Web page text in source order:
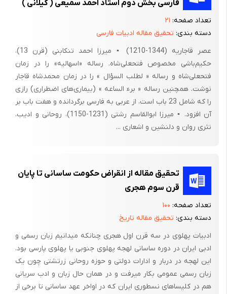
به نوعی مخالفت خود را با ترویج ادبیات عرب اظهار داشته اند و از
طرفی شاهان ایرانی زنده نگاه داشتن ادبیات فارسی را در اذهان خود
پرورش می دادند. پس انگیزه بیشتر من جهت انتخاب موضوع فوق
ارتباط کاری،تحصیلی و بررسی وضعیت ادبیات عرب در آن زمان میباشد
لذا بر آن شدم که موضوع رابررسی نمایم.
1-4 سوالات فرضیه تحقیق
سوالاتی که برایم در این زمینه مطرح شد عبارتند از :
3- آیا نمونه ای از شعرا در زمینه ادبیات عرب توسط نویسندگانی ایرانی
موجود می باشد؟
4- سیر تاریخی ادبیات عرب ونقش دانشمندان و علما و مدارس در سه
دوره فوق
فرضیه های تحقیق : شامل ادبیات عرب و چگونگی عدم شکوفایی در
سه قرن فوق و نویسندگان در دوره مورد نظر ، علل فترت ادبیات عرب ،
برخورد علما با ادبیات عرب ، چگونگی رفتار سلاطین با ادبیات عرب و
علت پس رفت ادبیات عرب در این دوره.
فارسی بخش دوم استاد احمد سمیعی ( گیلانی )
تعداد صفحه: ۲۱
دسته بندی: تحقیق مقاله ادبیات فارسی
عصر قاجاریه (1344-1210) ▪ میرزا احمد تنکابنی (قرن 13)،
حکیم‌باشی مخصوص فتحعلی‌شاه. رساله «اسهالیه» را در زمان
فتحعلی‌شاه و رساله « لطلب السؤال » را در زمان محمدشاه قاجار
نوشت. همچنین رساله « برء الساعه » (بیماری‌های اضطراری) رازی
را که شامل 23 باب است، از عربی به فارسی برگردانده و هفت باب بر
آن افزود. ▪ میرزا ابوالقاسم رشتی (1231-1150)، روحانی و ادیب.
نثری روان و دلنشین و اشعاری ...
تحقیق مقاله از انقراض حکومت ساسانی تا پایان
قرن سوم هجری
تعداد صفحه: ۱۰۰
دسته بندی: تحقیق مقاله تاریخ
ادبیات پهلوی در سه قرن اول هجری چنانکه میدانیم زبان رسمی و
ادبی ایران در دوره ساسانی لهجه پهلوی جنوبی یا پهلوی پارسی بود.
این لهجه در دربار و ادارات دولتی و حوزه روحانی زرتشتی چون یک
زبان رسمی عمومی بکار میرفت و در همان حال زبان و ادب سریانی
هم در کلیساهای نسطوری ایران که در اواخر عهد ساسانی تا برخی از